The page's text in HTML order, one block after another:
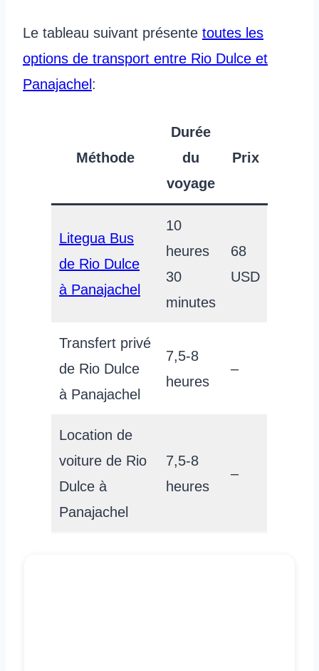
Le tableau suivant présente toutes les
options de transport entre Rio Dulce et
Panajachel :
Méthode
Durée
du
voyage
Prix
Litegua Bus
de Rio Dulce
à Panajachel
10
heures
30
minutes
68
USD
Transfert privé
de Rio Dulce
à Panajachel
7,5-8
heures
–
Location de
voiture de Rio
Dulce à
Panajachel
7,5-8
heures
–